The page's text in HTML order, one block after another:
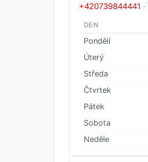
+420739844441 ·
DEN
Pondělí
Úterý
Středa
Čtvrtek
Pátek
Sobota
Neděle